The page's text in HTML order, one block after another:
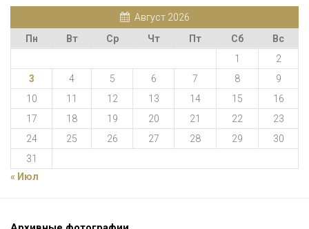
Август 2026
Пн
Вт Ср Чт Пт Сб
Вс
1
2
3
4 5 6 7 8
9
10
11 12 13 14 15
16
17
18 19 20 21 22
23
24
25 26 27 28 29
30
31
« Июл